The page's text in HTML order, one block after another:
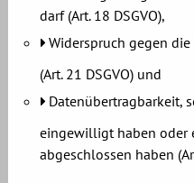
darf (Art. 18 DSGVO),
Widerspruch gegen
(Art. 21 DSGVO) und
Datenübertragbarkeit,
eingewilligt haben oder
abgeschlossen haben